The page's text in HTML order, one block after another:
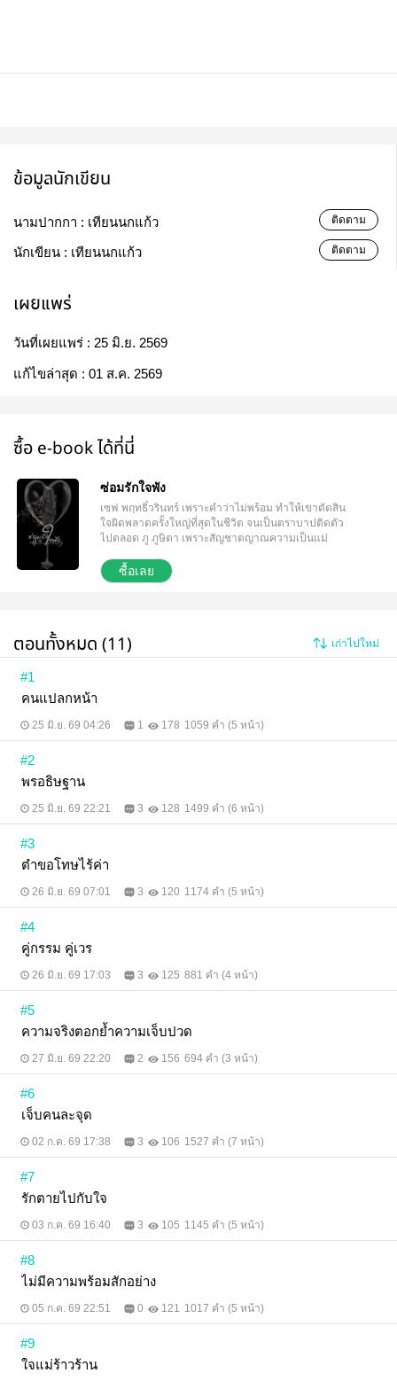
ข้อมูลนักเขียน
นามปากกา : เทียนนกแก้ว ติดตาม
นักเขียน : เทียนนกแก้ว ติดตาม
เผยแพร่
วันที่เผยแพร่ : 25 มิ.ย. 2569
แก้ไขล่าสุด : 01 ส.ค. 2569
ซื้อ e-book ได้ที่นี่
ซ่อมรักใจพัง
เซฟ พฤทธิ์วรินทร์ เพราะคำว่าไม่พร้อม ทำให้เขาตัดสิน
ใจผิดพลาดครั้งใหญ่ที่สุดในชีวิต จนเป็นตราบาปติดตัว
ไปตลอด ภู ภูษิตา เพราะสัญชาตญาณความเป็นแม่
ไม่มีความพร้อมสักอย่าง ก็ยินดีที่จะเป็นแม่เลี้ยงเดี่ยว
ยอมถูกสังคมตราหน้าว่าท้องไม่มีพ่อ แบกรับคำครหา
ปลอดภัยจากพ่อแท้ ๆ ดั่งชื่อพรอธิษฐาน ที่มาจากพรของ
แม่ น้องภีม พรอธิษฐาน ลูกชายหัวแก้วหัวแหวนของแม่
ตัวอย่างบางตอน "ภูท้อง" "ลูกเซฟเหรอ" "หมายความว่า
จะไม่รับผิดชอบเหรอ" "พลาดได้ยังไงวะ!" "ทำแท้งเหรอ!"
ซื้อเลย
ตอนทั้งหมด (11) เก่าไปใหม่
#1
คนแปลกหน้า
25 มิ.ย. 69 04:26 1 178 1059 คำ (5 หน้า)
#2
พรอธิษฐาน
25 มิ.ย. 69 22:21 3 128 1499 คำ (6 หน้า)
#3
ตำขอโทษไร้ค่า
26 มิ.ย. 69 07:01 3 120 1174 คำ (5 หน้า)
#4
คู่กรรม คู่เวร
26 มิ.ย. 69 17:03 3 125 881 คำ (4 หน้า)
#5
ความจริงตอกย้ำความเจ็บปวด
27 มิ.ย. 69 22:20 2 156 694 คำ (3 หน้า)
#6
เจ็บคนละจุด
02 ก.ค. 69 17:38 3 106 1527 คำ (7 หน้า)
#7
รักตายไปกับใจ
03 ก.ค. 69 16:40 3 105 1145 คำ (5 หน้า)
#8
ไม่มีความพร้อมสักอย่าง
05 ก.ค. 69 22:51 0 121 1017 คำ (5 หน้า)
#9
ใจแม่ร้าวร้าน